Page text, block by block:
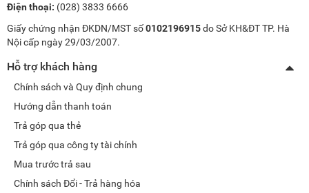
Điện thoại: (028) 3833 6666
Giấy chứng nhận ĐKDN/MST số0102196915do Sở KH&ĐT TP. Hà
Nội cấp ngày 29/03/2007.
Hỗ trợ khách hàng
Chính sách và Quy định chung
Hướng dẫn thanh toán
Trả góp qua thẻ
Trả góp qua công ty tài chính
Mua trước trả sau
Chính sách Đổi - Trả hàng hóa